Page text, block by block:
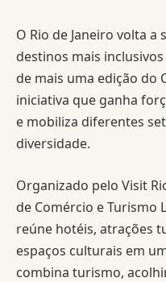
O Rio de Janeiro volta
destinos mais
de mais uma edição do
iniciativa que ganha
e mobiliza diferentes
diversidade.
Organizado pelo Visit
de Comércio e Turismo
reúne hotéis, atrações
espaços culturais em
combina turismo,